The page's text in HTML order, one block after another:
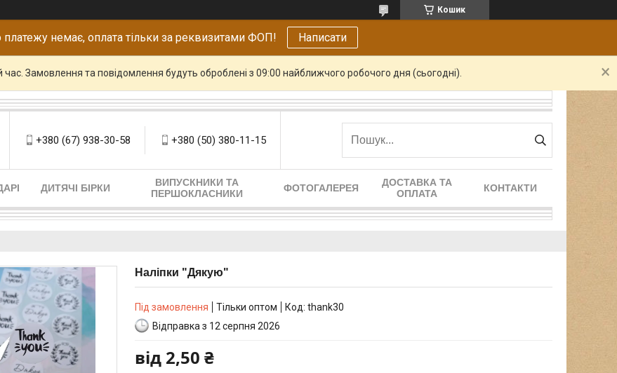
Кошик
платежу немає, оплата тільки за реквизитами ФОП! Написати
час. Замовлення та повідомлення будуть оброблені з 09:00 найближчого робочого дня (сьогодні).
+380 (67) 938-30-58 +380 (50) 380-11-15
ДИТЯЧІ БІРКИ
ВИПУСКНИКИ ТА
ПЕРШОКЛАСНИКИ
ФОТОГАЛЕРЕЯ
ДОСТАВКА ТА
ОПЛАТА
КОНТАКТИ
Наліпки "Дякую"
Під замовлення Тільки оптом Код: thank30
Відправка з 12 серпня 2026
від 2,50 ₴